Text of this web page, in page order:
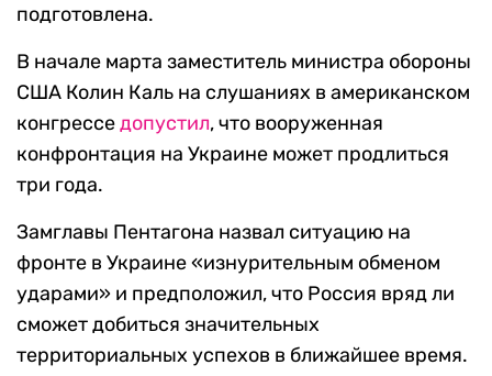
подготовлена.
В начале марта заместитель министра обороны
США Колин Каль на слушаниях в американском
конгресседопустил, что вооруженная
конфронтация на Украине может продлиться
три года.
Замглавы Пентагона назвал ситуацию на
фронте в Украине «изнурительным обменом
ударами» и предположил, что Россия вряд ли
сможет добиться значительных
территориальных успехов в ближайшее время.